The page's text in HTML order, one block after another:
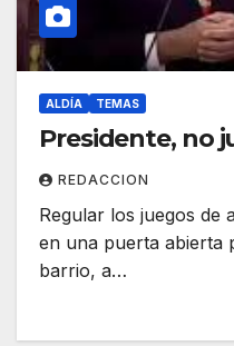
ALDÍA TEMAS
Presidente, no
REDACCION
Regular los juegos de
en una puerta abierta
barrio, a…